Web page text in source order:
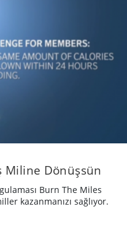
Miline Dönüşsün
Burn The Miles
kazanmanızı sağlıyor.